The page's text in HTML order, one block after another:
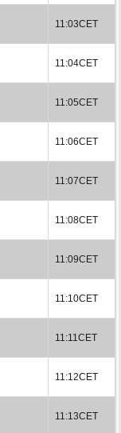
11:03CET
11:04CET
11:05CET
11:06CET
11:07CET
11:08CET
11:09CET
11:10CET
11:11CET
11:12CET
11:13CET